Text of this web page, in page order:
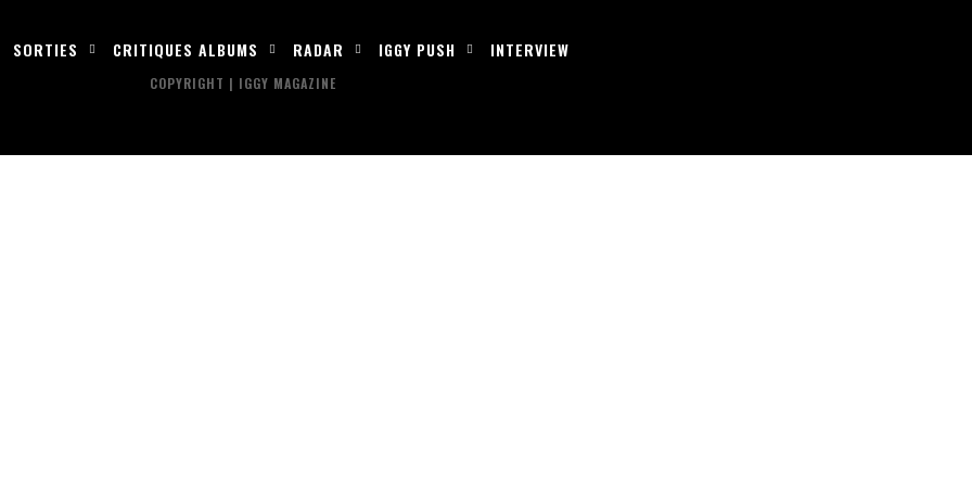
SORTIES CRITIQUES ALBUMS RADAR IGGY PUSH INTERVIEW
COPYRIGHT | IGGY MAGAZINE